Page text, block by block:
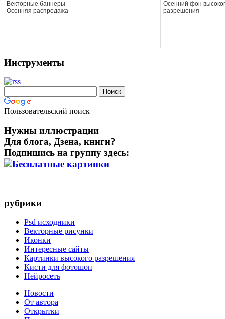
Векторные баннеры
Осенняя распродажа
Осенний фон
разрешения
Инструменты
Пользовательский поиск
Нужны иллюстрации
Для блога, Дзена, книги?
Подпишись на группу здесь:
рубрики
Psd исходники
Векторные рисунки
Иконки
Интересные сайты
Картинки высокого разрешения
Кисти для фотошоп
Нейросеть
Новости
От автора
Открытки